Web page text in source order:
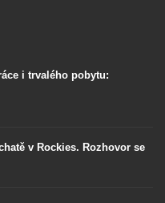
i trvalého pobytu:
v Rockies. Rozhovor se